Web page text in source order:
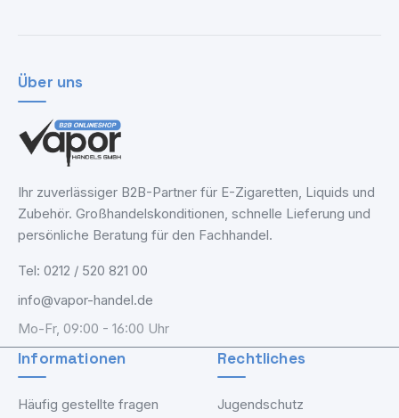
Über uns
Ihr zuverlässiger B2B-Partner für E-Zigaretten, Liquids und
Zubehör. Großhandelskonditionen, schnelle Lieferung und
persönliche Beratung für den Fachhandel.
Tel: 0212 / 520 821 00
info@vapor-handel.de
Mo-Fr, 09:00 - 16:00 Uhr
Informationen
Häufig gestellte fragen
Rechtliches
Jugendschutz